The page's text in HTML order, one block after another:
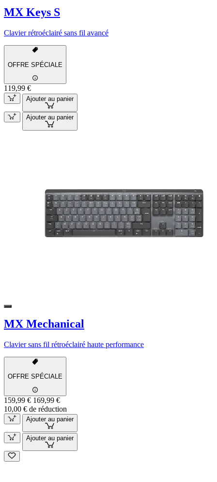
MX Keys S
Clavier rétroéclairé sans fil avancé
OFFRE SPÉCIALE
119,99 €
Ajouter au panier
Ajouter au panier
MX Mechanical
Clavier sans fil rétroéclairé haute performance
OFFRE SPÉCIALE
159,99 € 169,99 €
10,00 € de réduction
Ajouter au panier
Ajouter au panier